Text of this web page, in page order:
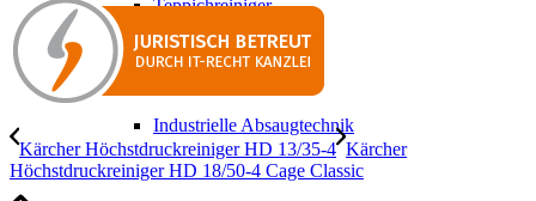
Teppichreiniger
Industrielle Absaugtechnik
Kärcher Höchstdruckreiniger HD 13/35-4 Kärcher
Höchstdruckreiniger HD 18/50-4 Cage Classic